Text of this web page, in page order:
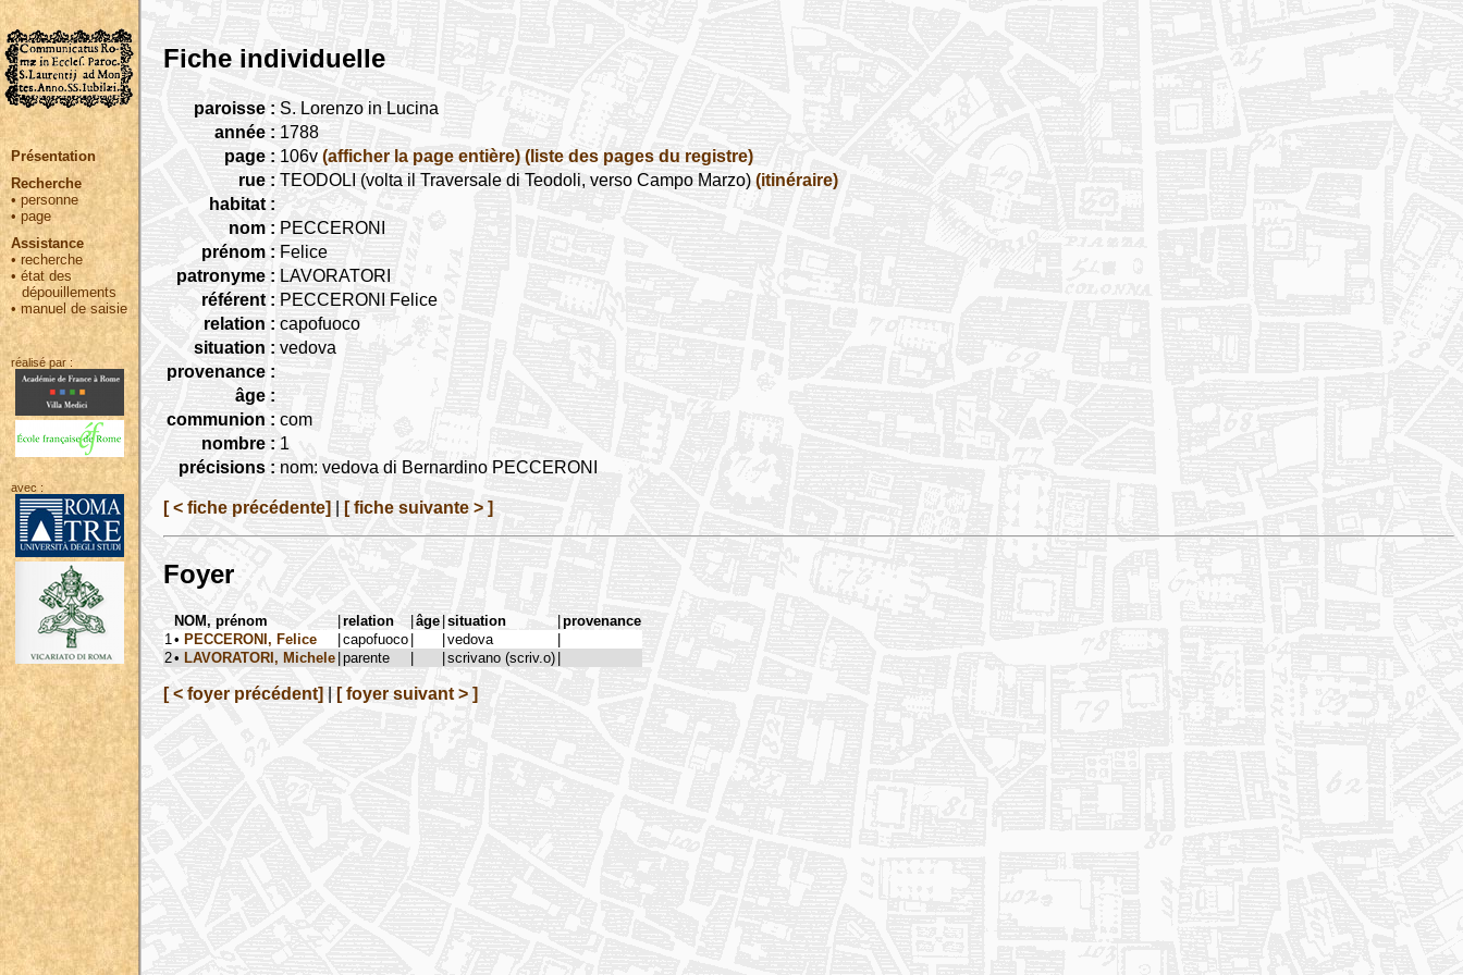
Présentation
Recherche
• personne
•page
Assistance
• recherche
•état des
dépouillements
•manuel de saisie
réalisé par :
avec :
Fiche individuelle
paroisse : S. Lorenzo in Lucina
année : 1788
page : 106v (afficher la page entière) (liste des pages du registre)
rue : TEODOLI (volta il Traversale di Teodoli, verso Campo Marzo) (itinéraire)
habitat :
nom : PECCERONI
prénom : Felice
patronyme : LAVORATORI
référent : PECCERONI Felice
relation : capofuoco
situation : vedova
provenance :
âge :
communion : com
nombre : 1
précisions : nom: vedova di Bernardino PECCERONI
[ < fiche précédente] [ fiche suivante > ]
Foyer
NOM, prénom |relation |âge |situation |provenance
1 • PECCERONI, Felice |capofuoco | |vedova
|
2• LAVORATORI, Michele |parente | |scrivano (scriv.o) |
[ < foyer précédent] [ foyer suivant > ]